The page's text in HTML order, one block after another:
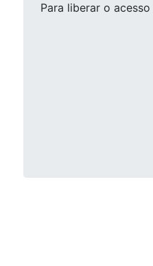
Para liberar o acesso